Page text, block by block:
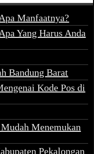
Manfaatnya?
Yang Harus Anda
Bandung Barat
Kode Pos di
Menemukan
Pekalongan